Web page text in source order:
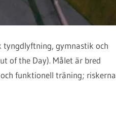
tyngdlyftning, gymnastik och
of the Day). Målet är bred
funktionell träning; riskerna